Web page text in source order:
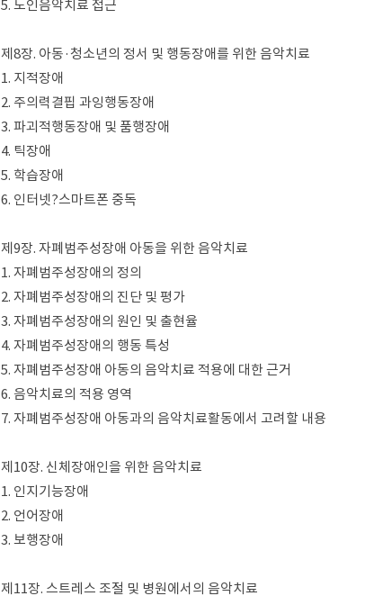
5. 노인음악치료 접근
제8장. 아동·청소년의 정서 및 행동장애를 위한 음악치료
1. 지적장애
2. 주의력결핍 과잉행동장애
3. 파괴적행동장애 및 품행장애
4. 틱장애
5. 학습장애
6. 인터넷?스마트폰 중독
제9장. 자폐범주성장애 아동을 위한 음악치료
1. 자폐범주성장애의 정의
2. 자폐범주성장애의 진단 및 평가
3. 자폐범주성장애의 원인 및 출현율
4. 자폐범주성장애의 행동 특성
5. 자폐범주성장애 아동의 음악치료 적용에 대한 근거
6. 음악치료의 적용 영역
7. 자폐범주성장애 아동과의 음악치료활동에서 고려할 내용
제10장. 신체장애인을 위한 음악치료
1. 인지기능장애
2. 언어장애
3. 보행장애
제11장. 스트레스 조절 및 병원에서의 음악치료